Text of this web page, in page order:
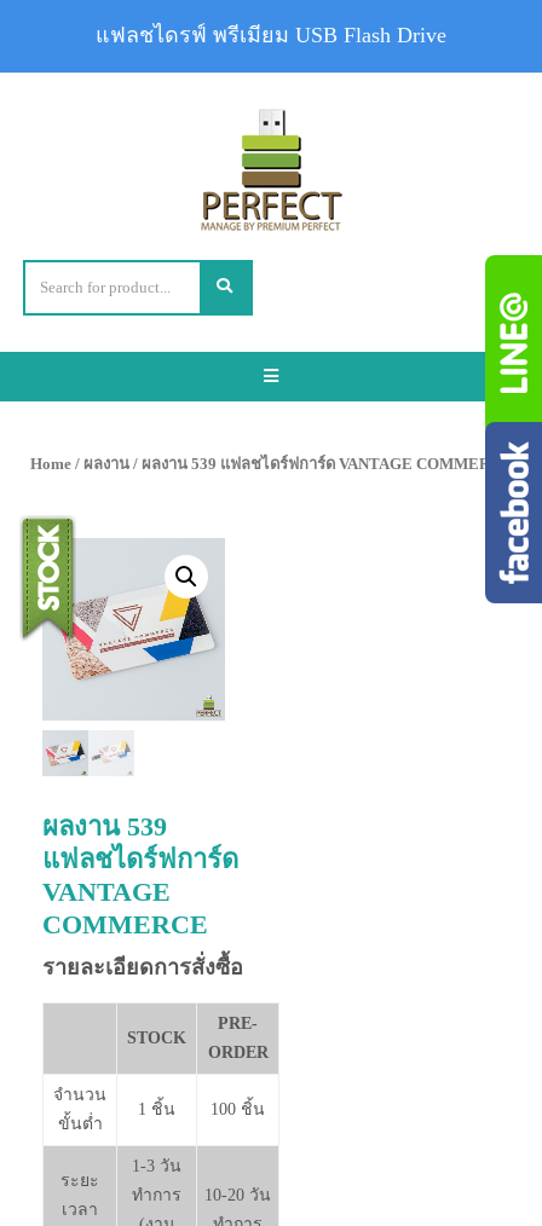
Toggle
Home / ผลงาน / ผลงาน 539 แฟลชไดร์ฟการ์ด VANTAGE COMMERCE
ผลงาน 539
แฟลชไดร์ฟการ์ด
VANTAGE
COMMERCE
รายละเอียดการสั่งซื้อ
STOCK
PRE-
ORDER
จำนวน
ขั้นต่ำ
1 ชิ้น 100 ชิ้น
ระยะ
เวลา
1-3 วัน
ทำการ
10-20 วัน
แฟลชไดรฟ์ พรีเมียม USB Flash Drive